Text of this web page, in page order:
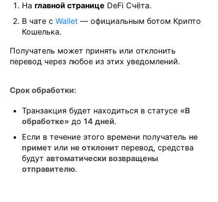
На главной странице DeFi Счёта.
В чате с Wallet — официальным ботом Крипто
Кошелька.
Получатель может принять или отклонить
перевод через любое из этих уведомлений.
Срок обработки:
Транзакция будет находиться в статусе «В
обработке» до 14 дней.
Если в течение этого времени получатель не
примет или не отклонит перевод, средства
будут автоматически возвращены
отправителю.